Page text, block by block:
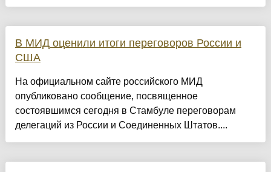
В МИД оценили итоги переговоров России и
США
На официальном сайте российского МИД
опубликовано сообщение, посвященное
состоявшимся сегодня в Стамбуле переговорам
делегаций из России и Соединенных Штатов....